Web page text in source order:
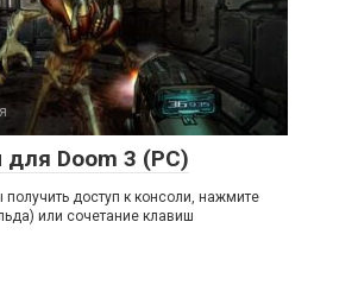
Doom 3 (PC)
получить доступ к консоли, нажмите
или сочетание клавиш